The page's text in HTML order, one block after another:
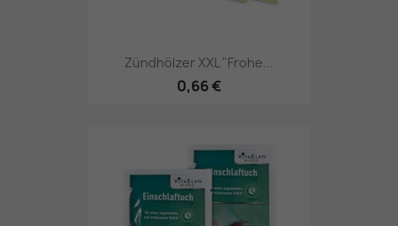
Zündhölzer XXL "Frohe...
0,66 €